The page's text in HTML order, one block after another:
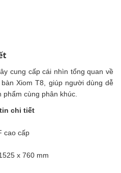
cung cấp cái nhìn tổng quan về
Xiom T8, giúp người dùng dễ
phẩm cùng phân khúc.
chi tiết
cao cấp
x 760 mm